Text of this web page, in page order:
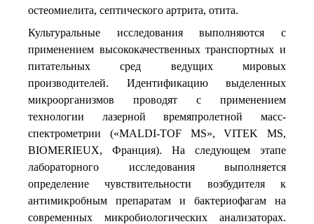
остеомиелита, септического артрита, отита.
Культуральные исследования выполняются с
применением высококачественных транспортных и
питательных сред ведущих мировых
производителей. Идентификацию выделенных
микроорганизмов проводят с применением
технологии лазерной времяпролетной масс-
спектрометрии («MALDI-TOF MS», VITEK MS,
BIOMERIEUX, Франция). На следующем этапе
лабораторного исследования выполняется
определение чувствительности возбудителя к
антимикробным препаратам и бактериофагам на
современных микробиологических анализаторах.